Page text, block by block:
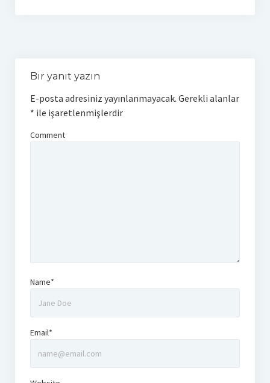
Bir yanıt yazın
E-posta adresiniz yayınlanmayacak. Gerekli alanlar
* ile işaretlenmişlerdir
Comment
Name*
Email*